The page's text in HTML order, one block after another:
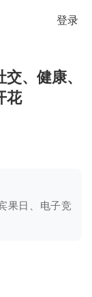
登录
、健康、
花
果日、电子竞